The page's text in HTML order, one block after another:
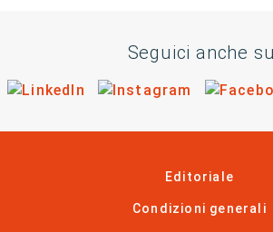
Seguici anche
Visita il nostro sito su
Visita il
Editoriale
Condizioni generali